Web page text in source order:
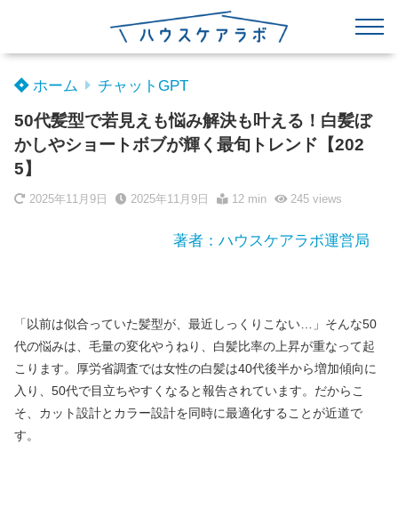
ホーム チャットGPT
50代髪型で若見えも悩み解決も叶える！白髪ぼ
かしやショートボブが輝く最旬トレンド【202
5】
2025年11月9日 2025年11月9日 12 min 245views
著者：ハウスケアラボ運営局
「以前は似合っていた髪型が、最近しっくりこない…」そんな50
代の悩みは、毛量の変化やうねり、白髪比率の上昇が重なって起
こります。厚労省調査では女性の白髪は40代後半から増加傾向に
入り、50代で目立ちやすくなると報告されています。だからこ
そ、カット設計とカラー設計を同時に最適化することが近道で
す。